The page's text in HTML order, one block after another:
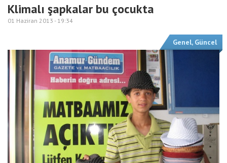
Klimalı şapkalar bu çocukta
01 Haziran 2013 - 19:34
Genel, Güncel